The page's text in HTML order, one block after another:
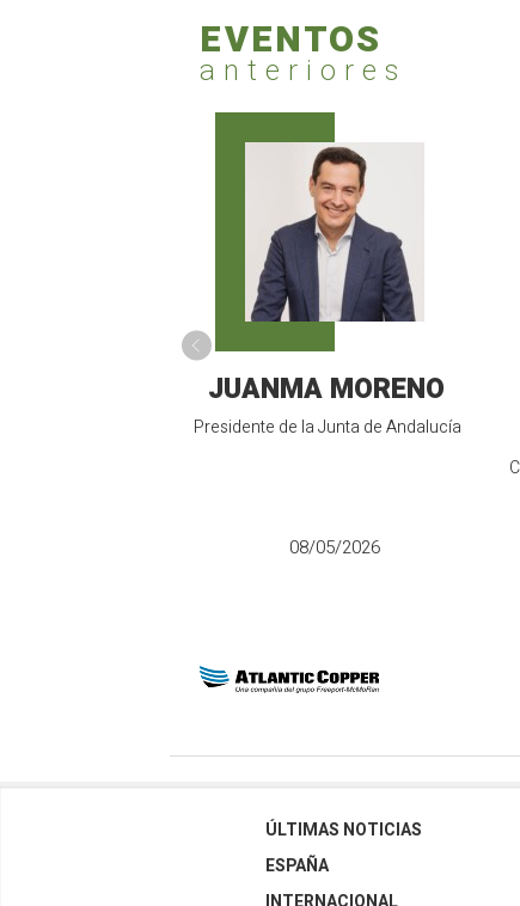
EVENTOS
anteriores
JUANMA MORENO
Presidente de la Junta de Andalucía
08/05/2026
ÚLTIMAS NOTICIAS
ESPAÑA